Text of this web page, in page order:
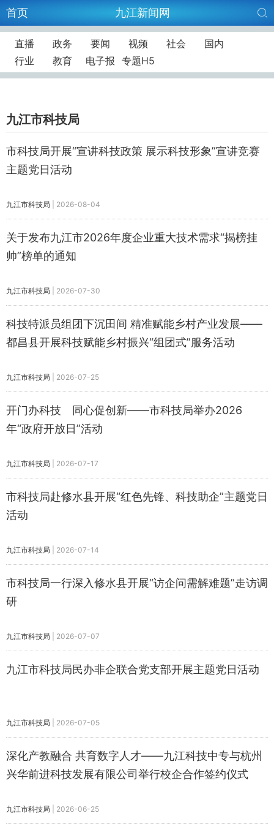
首页 九江新闻网
直播 政务 要闻 视频 社会
国内
行业
教育 电子报 专题H5
九江市科技局
市科技局开展“宣讲科技政策 展示科技形象”宣讲竞赛
主题党日活动
九江市科技局 2026-08-04
关于发布九江市2026年度企业重大技术需求“揭榜挂
帅”榜单的通知
九江市科技局 2026-07-30
科技特派员组团下沉田间 精准赋能乡村产业发展——
都昌县开展科技赋能乡村振兴“组团式”服务活动
九江市科技局 2026-07-25
开门办科技 同心促创新——市科技局举办2026
年“政府开放日”活动
九江市科技局 2026-07-17
市科技局赴修水县开展“红色先锋、科技助企”主题党日
活动
九江市科技局 2026-07-14
市科技局一行深入修水县开展“访企问需解难题”走访调
研
九江市科技局 2026-07-07
九江市科技局民办非企联合党支部开展主题党日活动
九江市科技局 2026-07-05
深化产教融合 共育数字人才——九江科技中专与杭州
兴华前进科技发展有限公司举行校企合作签约仪式
九江市科技局 2026-06-25